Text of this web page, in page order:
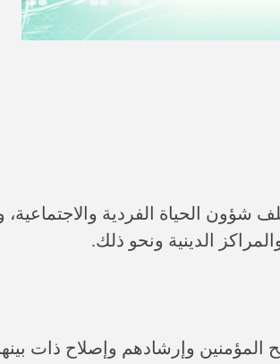
شؤون الحياة الفردية
الدينية ونحو ذلك.
المؤمنين وإرشادهم وإصلاح ذات